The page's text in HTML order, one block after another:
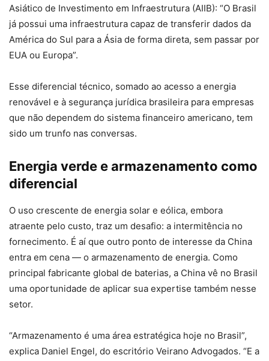
Asiático de Investimento em Infraestrutura (AIIB): “O Brasil
já possui uma infraestrutura capaz de transferir dados da
América do Sul para a Ásia de forma direta, sem passar por
EUA ou Europa”.
Esse diferencial técnico, somado ao acesso a energia
renovável e à segurança jurídica brasileira para empresas
que não dependem do sistema financeiro americano, tem
sido um trunfo nas conversas.
Energia verde e armazenamento como
diferencial
O uso crescente de energia solar e eólica, embora
atraente pelo custo, traz um desafio: a intermitência no
fornecimento. É aí que outro ponto de interesse da China
entra em cena — o armazenamento de energia. Como
principal fabricante global de baterias, a China vê no Brasil
uma oportunidade de aplicar sua expertise também nesse
setor.
“Armazenamento é uma área estratégica hoje no Brasil”,
explica Daniel Engel, do escritório Veirano Advogados. “E a